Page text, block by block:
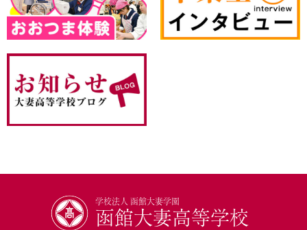
学校法人 函館大妻学園
函館大妻高等学校